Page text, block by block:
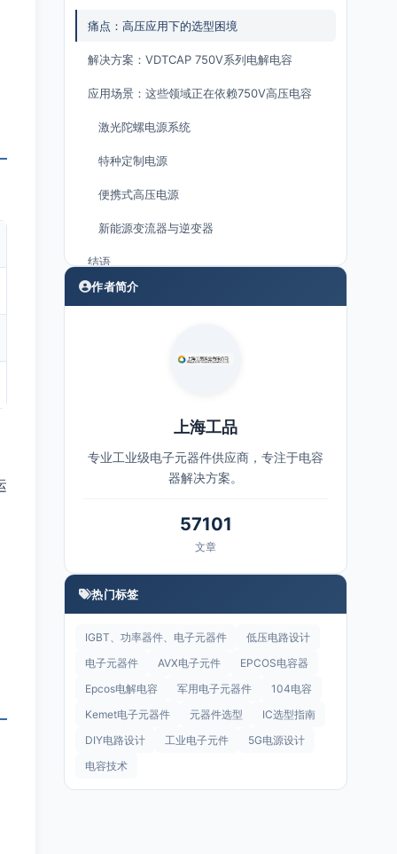
痛点：高压应用下的选型困境
解决方案：VDTCAP 750V系列电解电容
应用场景：这些领域正在依赖750V高压电容
激光陀螺电源系统
特种定制电源
便携式高压电源
新能源变流器与逆变器
结语
作者简介
上海工品
专业工业级电子元器件供应商，专注于电容
器解决方案。
57101
文章
热门标签
IGBT、功率器件、电子元器件
低压电路设计
电子元器件
AVX电子元件
EPCOS电容器
Epcos电解电容
军用电子元器件
104电容
Kemet电子元器件
元器件选型
IC选型指南
DIY电路设计
工业电子元件
5G电源设计
电容技术